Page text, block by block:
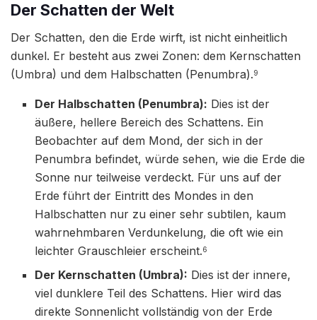
Der Schatten der Welt
Der Schatten, den die Erde wirft, ist nicht einheitlich
dunkel. Er besteht aus zwei Zonen: dem Kernschatten
(Umbra) und dem Halbschatten (Penumbra).9
Der Halbschatten (Penumbra): Dies ist der
äußere, hellere Bereich des Schattens. Ein
Beobachter auf dem Mond, der sich in der
Penumbra befindet, würde sehen, wie die Erde die
Sonne nur teilweise verdeckt. Für uns auf der
Erde führt der Eintritt des Mondes in den
Halbschatten nur zu einer sehr subtilen, kaum
wahrnehmbaren Verdunkelung, die oft wie ein
leichter Grauschleier erscheint.6
Der Kernschatten (Umbra): Dies ist der innere,
viel dunklere Teil des Schattens. Hier wird das
direkte Sonnenlicht vollständig von der Erde